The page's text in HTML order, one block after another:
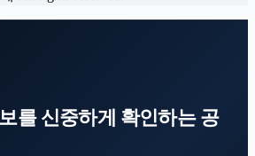
를 신중하게 확인하는 공